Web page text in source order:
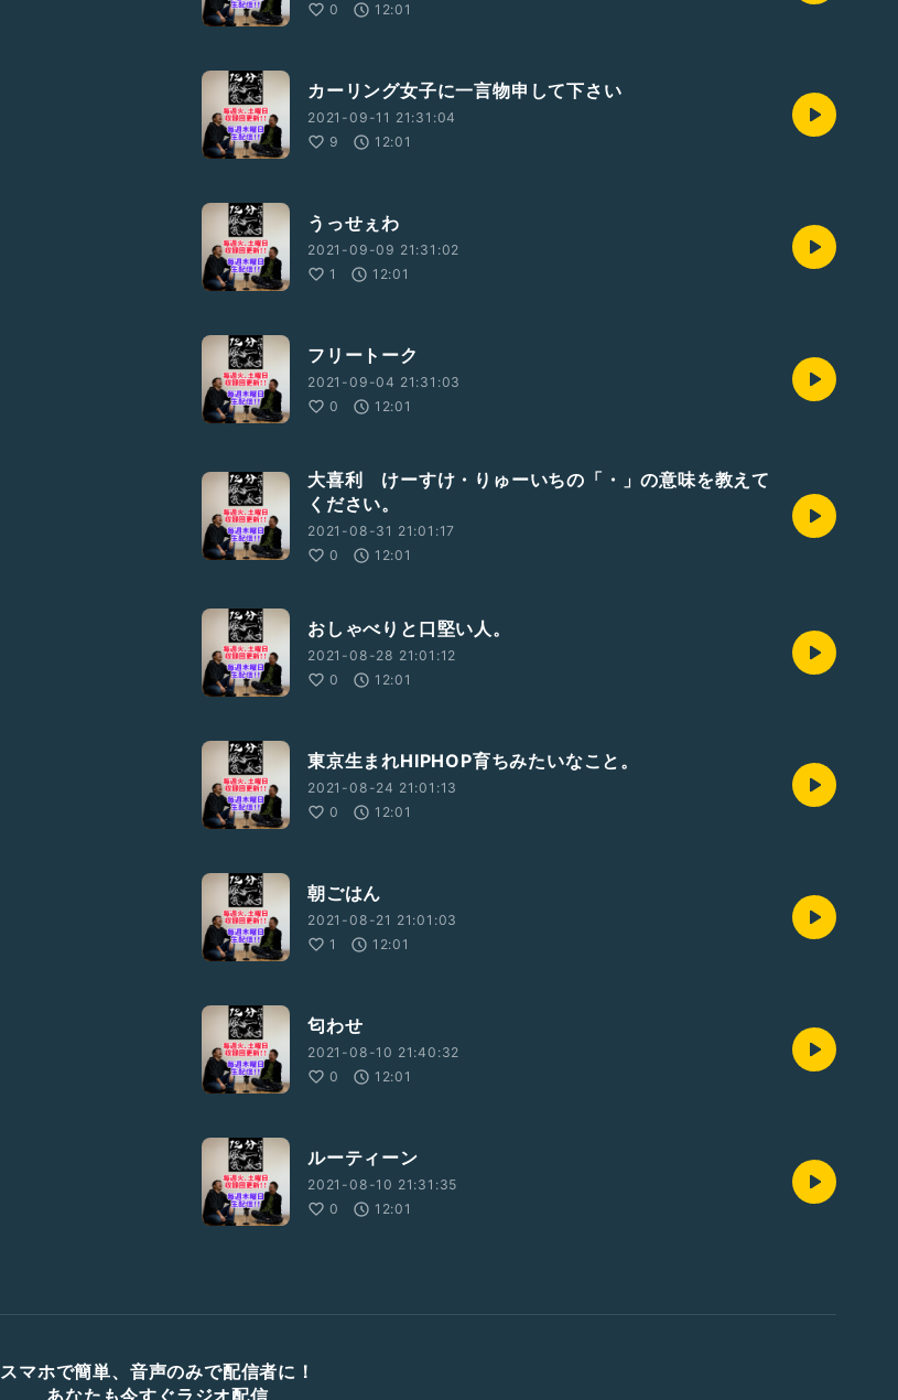
0
12:01
カーリング女子に一言物申して下さい
2021-09-11 21:31:04
9
12:01
うっせぇわ
2021-09-09 21:31:02
1
12:01
フリートーク
2021-09-04 21:31:03
0
12:01
大喜利 けーすけ・りゅーいちの「・」の意味を教えて
ください。
2021-08-31 21:01:17
0
12:01
おしゃべりと口堅い人。
2021-08-28 21:01:12
0
12:01
東京生まれHIPHOP育ちみたいなこと。
2021-08-24 21:01:13
0
12:01
朝ごはん
2021-08-21 21:01:03
1
12:01
匂わせ
2021-08-10 21:40:32
0
12:01
ルーティーン
2021-08-10 21:31:35
0
12:01
スマホで簡単、音声のみで配信者に！
あなたも今すぐラジオ配信